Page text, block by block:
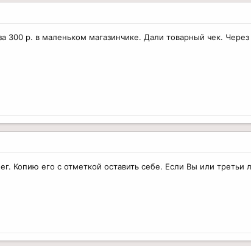
300 р. в маленьком магазинчике. Дали товарный чек.
Копию его с отметкой оставить себе. Если Вы или